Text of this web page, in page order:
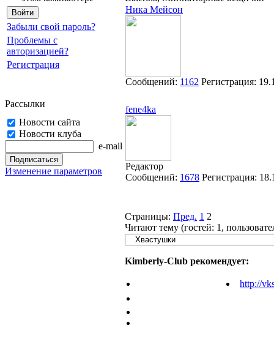
Забыли свой пароль?
Проблемы с
авторизацией?
Регистрация
Рассылки
Новости сайта
Новости клуба
e-mail
Изменение параметров
Ника Мейсон
Сообщений: 1162 Регистрация:
fene4ka
Редактор
Сообщений: 1678 Регистрация:
Страницы: Пред. 1 2
Читают тему (гостей: 1 ,
Kimberly-Club рекомендует:
http://